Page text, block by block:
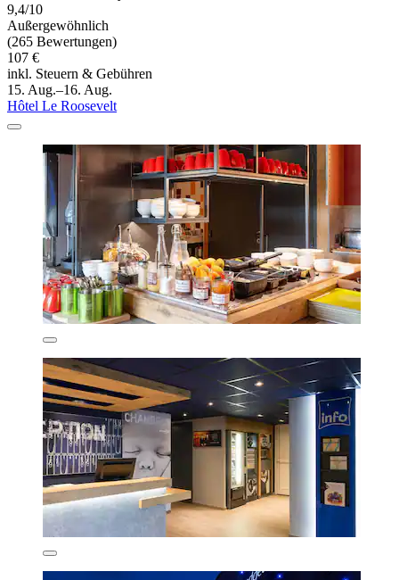
9,4/10
Außergewöhnlich
(265 Bewertungen)
107 €
inkl. Steuern & Gebühren
15. Aug.–16. Aug.
Hôtel Le Roosevelt